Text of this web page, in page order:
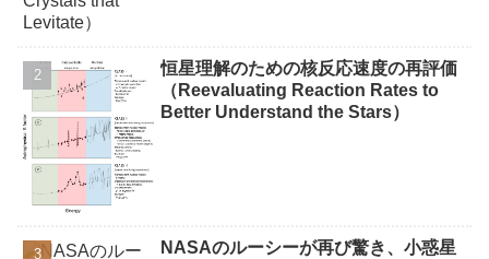
恒星理解のための核反応速度の再評価
（Reevaluating Reaction Rates to
Better Understand the Stars）
NASAのルーシーが再び驚き、小惑星